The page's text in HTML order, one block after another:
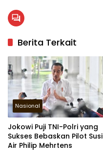
Berita Terkait
Nasional
Jokowi Puji TNI-Polri yang
Sukses Bebaskan Pilot Susi
Air Philip Mehrtens
Zona Kepri